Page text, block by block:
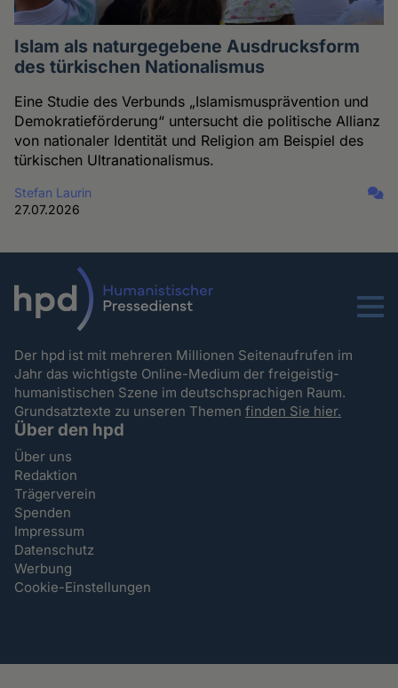
Islam als naturgegebene Ausdrucksform
des türkischen Nationalismus
Eine Studie des Verbunds „Islamismusprävention und
Demokratieförderung“ untersucht die politische Allianz
von nationaler Identität und Religion am Beispiel des
türkischen Ultranationalismus.
Stefan Laurin
27.07.2026
Menu
Der hpd ist mit mehreren Millionen Seitenaufrufen im
Jahr das wichtigste Online-Medium der freigeistig-
humanistischen Szene im deutschsprachigen Raum.
Grundsatztexte zu unseren Themenfinden Sie hier.
Über den hpd
Über uns
Redaktion
Trägerverein
Spenden
Impressum
Datenschutz
Werbung
Cookie-Einstellungen